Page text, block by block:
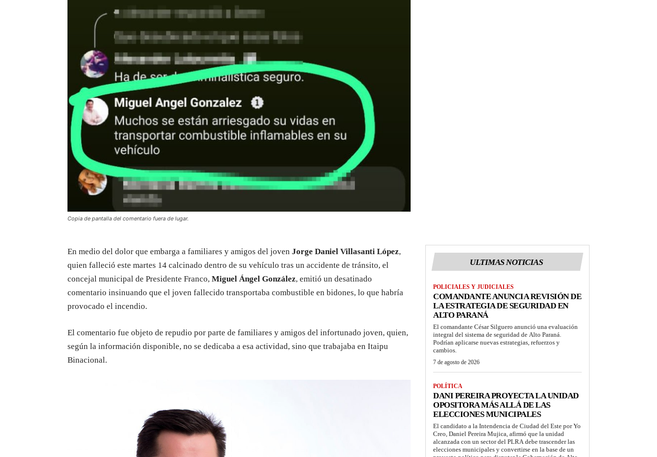
Copia de pantalla del comentario fuera de lugar.
En medio del dolor que embarga a familiares y amigos del joven Jorge Daniel Villasanti López,
quien falleció este martes 14 calcinado dentro de su vehículo tras un accidente de tránsito, el
concejal municipal de Presidente Franco, Miguel Ángel González, emitió un desatinado
comentario insinuando que el joven fallecido transportaba combustible en bidones, lo que habría
provocado el incendio.
El comentario fue objeto de repudio por parte de familiares y amigos del infortunado joven, quien,
según la información disponible, no se dedicaba a esa actividad, sino que trabajaba en Itaipu
Binacional.
ULTIMAS NOTICIAS
POLICIALES Y JUDICIALES
COMANDANTE ANUNCIA REVISIÓN DE
LA ESTRATEGIA DE SEGURIDAD EN
ALTO PARANÁ
El comandante César Silguero anunció una evaluación
integral del sistema de seguridad de Alto Paraná.
Podrían aplicarse nuevas estrategias, refuerzos y
cambios.
7 de agosto de 2026
POLÍTICA
DANI PEREIRA PROYECTA LA UNIDAD
OPOSITORA MÁS ALLÁ DE LAS
ELECCIONES MUNICIPALES
El candidato a la Intendencia de Ciudad del Este por Yo
Creo, Daniel Pereira Mujica, afirmó que la unidad
alcanzada con un sector del PLRA debe trascender las
elecciones municipales y convertirse en la base de un